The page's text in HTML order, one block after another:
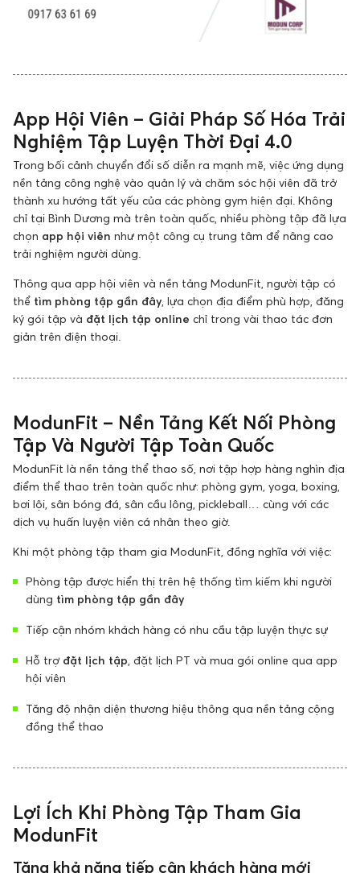
App Hội Viên – Giải Pháp Số Hóa Trải
Nghiệm Tập Luyện Thời Đại 4.0
Trong bối cảnh chuyển đổi số diễn ra mạnh mẽ, việc ứng dụng
nền tảng công nghệ vào quản lý và chăm sóc hội viên đã trở
thành xu hướng tất yếu của các phòng gym hiện đại. Không
chỉ tại Bình Dương mà trên toàn quốc, nhiều phòng tập đã lựa
chọn app hội viên như một công cụ trung tâm để nâng cao
trải nghiệm người dùng.
Thông qua app hội viên và nền tảng ModunFit, người tập có
thể tìm phòng tập gần đây , lựa chọn địa điểm phù hợp, đăng
ký gói tập và đặt lịch tập online chỉ trong vài thao tác đơn
giản trên điện thoại.
ModunFit – Nền Tảng Kết Nối Phòng
Tập Và Người Tập Toàn Quốc
ModunFit là nền tảng thể thao số, nơi tập hợp hàng nghìn địa
điểm thể thao trên toàn quốc như: phòng gym, yoga, boxing,
bơi lội, sân bóng đá, sân cầu lông, pickleball… cùng với các
dịch vụ huấn luyện viên cá nhân theo giờ.
Khi một phòng tập tham gia ModunFit, đồng nghĩa với việc:
Phòng tập được hiển thị trên hệ thống tìm kiếm khi người
dùng tìm phòng tập gần đây
Tiếp cận nhóm khách hàng có nhu cầu tập luyện thực sự
Hỗ trợ đặt lịch tập , đặt lịch PT và mua gói online qua app
hội viên
Tăng độ nhận diện thương hiệu thông qua nền tảng cộng
đồng thể thao
Lợi Ích Khi Phòng Tập Tham Gia
ModunFit
Tăng khả năng tiếp cận khách hàng mới